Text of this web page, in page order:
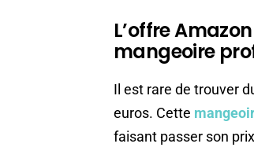
L’offre
mangeoire
Il est rare de trouver
euros. Cette
faisant passer son